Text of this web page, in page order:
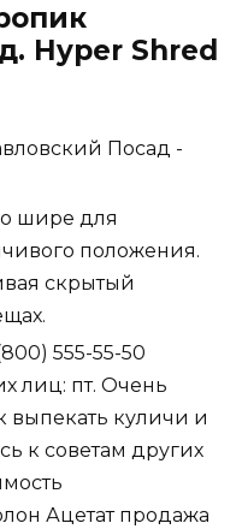
Hyper Shred
Посад -
шире для
положения.
скрытый
555-55-50
лиц: пт. Очень
выпекать куличи и
к советам других
Ацетат продажа